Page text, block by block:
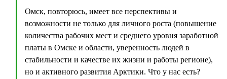
Омск, повторюсь, имеет все перспективы и
возможности не только для личного роста (повышение
количества рабочих мест и среднего уровня заработной
платы в Омске и области, уверенность людей в
стабильности и качестве их жизни и работы регионе),
но и активного развития Арктики. Что у нас есть?